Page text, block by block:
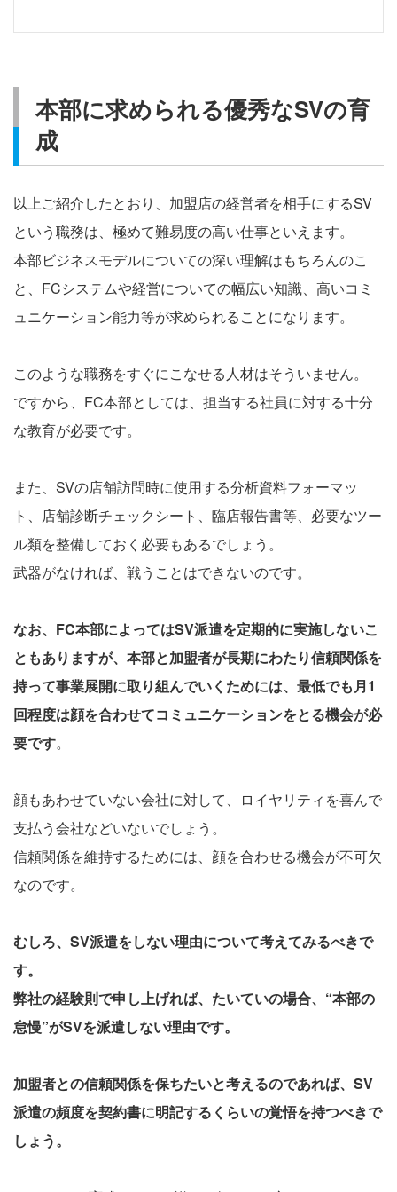
本部に求められる優秀なSVの育
成
以上ご紹介したとおり、加盟店の経営者を相手にするSV
という職務は、極めて難易度の高い仕事といえます。
本部ビジネスモデルについての深い理解はもちろんのこ
と、FCシステムや経営についての幅広い知識、高いコミ
ュニケーション能力等が求められることになります。
このような職務をすぐにこなせる人材はそういません。
ですから、FC本部としては、担当する社員に対する十分
な教育が必要です。
また、SVの店舗訪問時に使用する分析資料フォーマッ
ト、店舗診断チェックシート、臨店報告書等、必要なツー
ル類を整備しておく必要もあるでしょう。
武器がなければ、戦うことはできないのです。
なお、FC本部によってはSV派遣を定期的に実施しないこ
ともありますが、本部と加盟者が長期にわたり信頼関係を
持って事業展開に取り組んでいくためには、最低でも月1
回程度は顔を合わせてコミュニケーションをとる機会が必
要です。
顔もあわせていない会社に対して、ロイヤリティを喜んで
支払う会社などいないでしょう。
信頼関係を維持するためには、顔を合わせる機会が不可欠
なのです。
むしろ、SV派遣をしない理由について考えてみるべきで
す。
弊社の経験則で申し上げれば、たいていの場合、“本部の
怠慢”がSVを派遣しない理由です。
加盟者との信頼関係を保ちたいと考えるのであれば、SV
派遣の頻度を契約書に明記するくらいの覚悟を持つべきで
しょう。